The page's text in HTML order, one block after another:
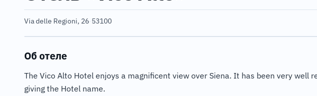
Via delle Regioni, 26·53100
Об отеле
The Vico Alto Hotel enjoys a magnificent view over Siena. It has been very well
giving the Hotel name.